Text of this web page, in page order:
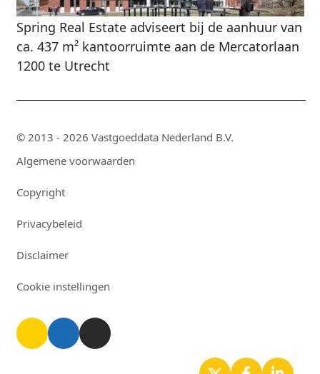
Spring Real Estate adviseert bij de aanhuur van
ca. 437 m² kantoorruimte aan de Mercatorlaan
1200 te Utrecht
© 2013 - 2026 Vastgoeddata Nederland B.V.
Algemene voorwaarden
Copyright
Privacybeleid
Disclaimer
Cookie instellingen